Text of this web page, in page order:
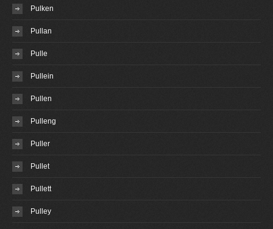
Pulken
Pullan
Pulle
Pullein
Pullen
Pulleng
Puller
Pullet
Pullett
Pulley